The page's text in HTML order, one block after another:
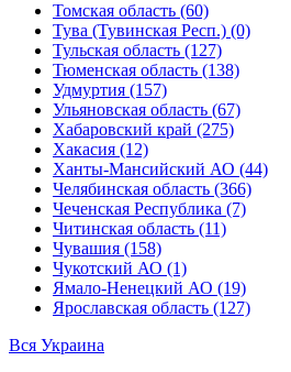
Томская область (60)
Тува (Тувинская Респ.) (0)
Тульская область (127)
Тюменская область (138)
Удмуртия (157)
Ульяновская область (67)
Хабаровский край (275)
Хакасия (12)
Ханты-Мансийский АО (44)
Челябинская область (366)
Чеченская Республика (7)
Читинская область (11)
Чувашия (158)
Чукотский АО (1)
Ямало-Ненецкий АО (19)
Ярославская область (127)
Вся Украина